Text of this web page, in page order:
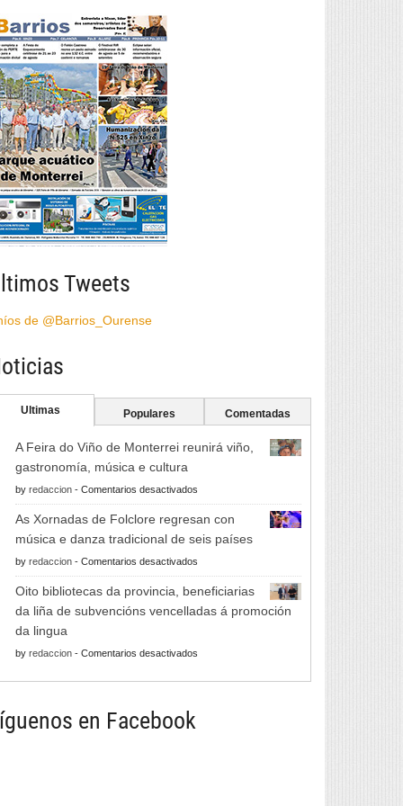
Tweets
de @Barrios_Ourense
Ultimas Populares Comentadas
A Feira do Viño de Monterrei reunirá viño,
gastronomía, música e cultura
by redaccion - Comentarios desactivados
A
de
Monterrei
As Xornadas de Folclore regresan con
música e danza tradicional de seis países
by redaccion - Comentarios desactivados
As
con
Oito bibliotecas da provincia, beneficiarias
da liña de subvencións vencelladas á promoción
da lingua
by redaccion - Comentarios desactivados
en Facebook